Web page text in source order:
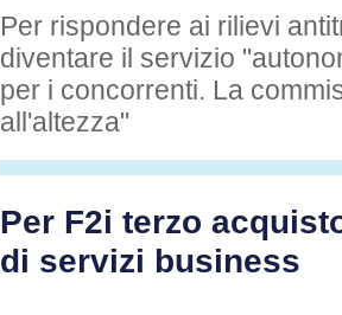
Per rispondere ai rilievi
diventare il servizio
per i concorrenti. La
all'altezza"
Per F2i terzo
di servizi business